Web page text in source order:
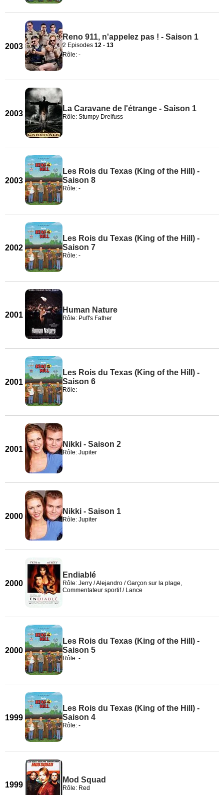
2003
Reno 911, n'appelez pas ! - Saison 1
2 Episodes 12 - 13
Rôle: -
2003
La Caravane de l'étrange - Saison 1
Rôle: Stumpy Dreifuss
2003
Les Rois du Texas (King of the Hill) -
Saison 8
Rôle: -
2002
Les Rois du Texas (King of the Hill) -
Saison 7
Rôle: -
2001
Human Nature
Rôle: Puff's Father
2001
Les Rois du Texas (King of the Hill) -
Saison 6
Rôle: -
2001
Nikki - Saison 2
Rôle: Jupiter
2000
Nikki - Saison 1
Rôle: Jupiter
2000
Endiablé
Rôle: Jerry / Alejandro / Garçon sur la plage,
Commentateur sportif / Lance
2000
Les Rois du Texas (King of the Hill) -
Saison 5
Rôle: -
1999
Les Rois du Texas (King of the Hill) -
Saison 4
Rôle: -
1999
Mod Squad
Rôle: Red